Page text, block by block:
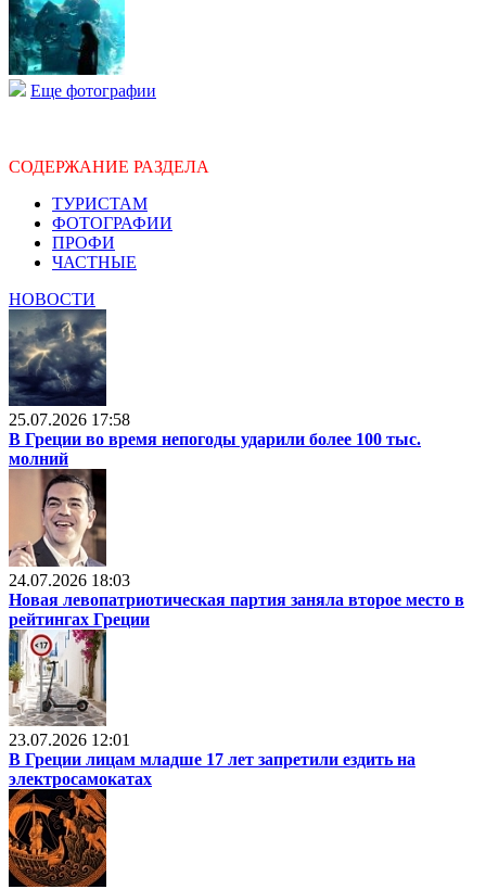
Еще фотографии
СОДЕРЖАНИЕ РАЗДЕЛА
ТУРИСТАМ
ФОТОГРАФИИ
ПРОФИ
ЧАСТНЫЕ
НОВОСТИ
25.07.2026 17:58
В Греции во время непогоды ударили более 100 тыс.
молний
24.07.2026 18:03
Новая левопатриотическая партия заняла второе место в
рейтингах Греции
23.07.2026 12:01
В Греции лицам младше 17 лет запретили ездить на
электросамокатах